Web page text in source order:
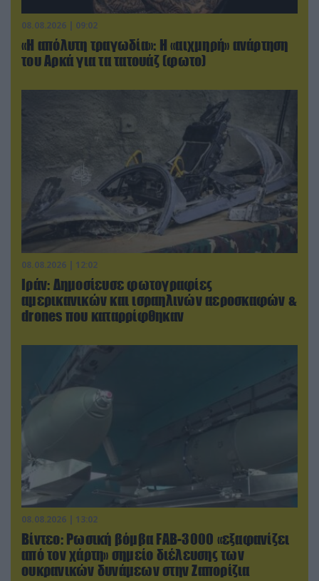
08.08.2026 | 09:02
«Η απόλυτη τραγωδία»: Η «αιχμηρή» ανάρτηση
του Αρκά για τα τατουάζ (φωτο)
08.08.2026 | 12:02
Ιράν: Δημοσίευσε φωτογραφίες
αμερικανικών και ισραηλινών αεροσκαφών &
drones που καταρρίφθηκαν
08.08.2026 | 13:02
Βίντεο: Ρωσική βόμβα FAB-3000 «εξαφανίζει
από τον χάρτη» σημείο διέλευσης των
ουκρανικών δυνάμεων στην Ζαπορίζια